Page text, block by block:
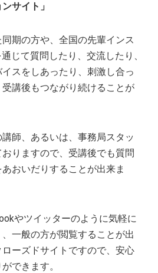
サイト」
期の方や、全国の先輩インス
じて質問したり、交流したり、
スをしあったり、刺激し合っ
講後もつながり続けることが
師、あるいは、事務局スタッ
りますので、受講後でも質問
おいだりすることが出来ま
やツイッターのように気軽に
一般の方が閲覧することが出
ーズドサイトですので、安心
できます。